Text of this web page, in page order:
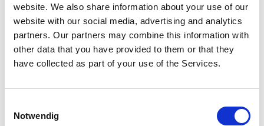
website. We also share information about your use of our
website with our social media, advertising and analytics
partners. Our partners may combine this information with
other data that you have provided to them or that they
have collected as part of your use of the Services.
Notwendig
13:15
Podiumsgespräch: Kim
LeRoux und Carsten
Schermuly